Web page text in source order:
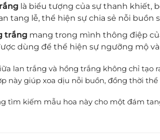
là biểu tượng của sự thanh khiết,
tang lễ, thể hiện sự chia sẻ nỗi buồn
trắng mang trong mình thông điệp
dùng để thể hiện sự ngưỡng mộ
lan trắng và hồng trắng không chỉ tạo
này giúp xoa dịu nỗi buồn, đồng thời
tìm kiếm mẫu hoa này cho một đám